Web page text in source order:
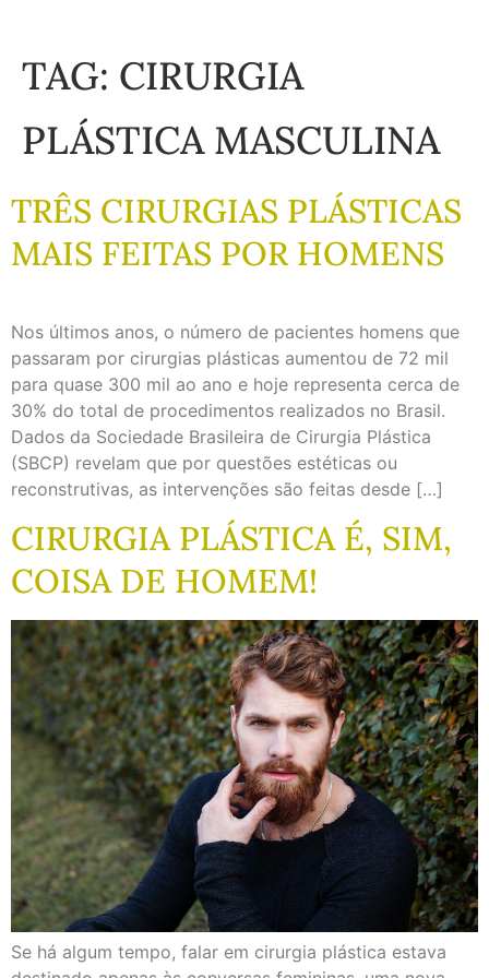
TAG: CIRURGIA
PLÁSTICA MASCULINA
TRÊS CIRURGIAS PLÁSTICAS
MAIS FEITAS POR HOMENS
Nos últimos anos, o número de pacientes homens que
passaram por cirurgias plásticas aumentou de 72 mil
para quase 300 mil ao ano e hoje representa cerca de
30% do total de procedimentos realizados no Brasil.
Dados da Sociedade Brasileira de Cirurgia Plástica
(SBCP) revelam que por questões estéticas ou
reconstrutivas, as intervenções são feitas desde […]
CIRURGIA PLÁSTICA É, SIM,
COISA DE HOMEM!
Se há algum tempo, falar em cirurgia plástica estava